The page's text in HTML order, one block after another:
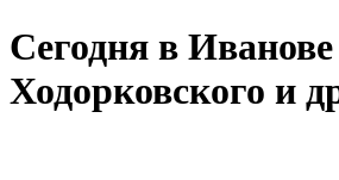
Сегодня в
Ходорковского и